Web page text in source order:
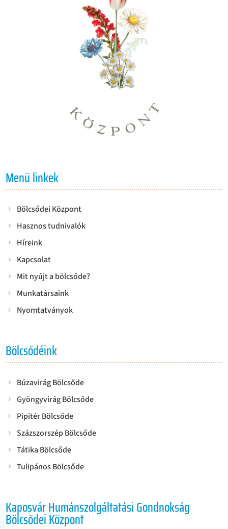
Menü linkek
Bölcsődei Központ
Hasznos tudnivalók
Híreink
Kapcsolat
Mit nyújt a bölcsőde?
Munkatársaink
Nyomtatványok
Bölcsődéink
Búzavirág Bölcsőde
Gyöngyvirág Bölcsőde
Pipitér Bölcsőde
Százszorszép Bölcsőde
Tátika Bölcsőde
Tulipános Bölcsőde
Kaposvár Humánszolgáltatási Gondnokság
Bölcsődei Központ